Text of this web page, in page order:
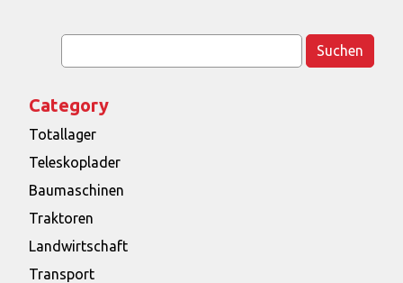
nach:
Category
Totallager
Teleskoplader
Baumaschinen
Traktoren
Landwirtschaft
Transport